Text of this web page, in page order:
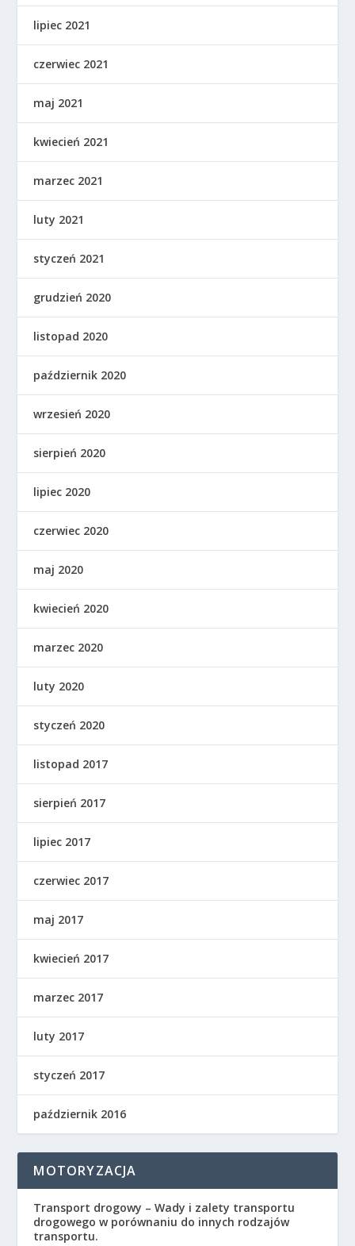
lipiec 2021
czerwiec 2021
maj 2021
kwiecień 2021
marzec 2021
luty 2021
styczeń 2021
grudzień 2020
listopad 2020
październik 2020
wrzesień 2020
sierpień 2020
lipiec 2020
czerwiec 2020
maj 2020
kwiecień 2020
marzec 2020
luty 2020
styczeń 2020
listopad 2017
sierpień 2017
lipiec 2017
czerwiec 2017
maj 2017
kwiecień 2017
marzec 2017
luty 2017
styczeń 2017
październik 2016
MOTORYZACJA
Transport drogowy – Wady i zalety transportu
drogowego w porównaniu do innych rodzajów
transportu.